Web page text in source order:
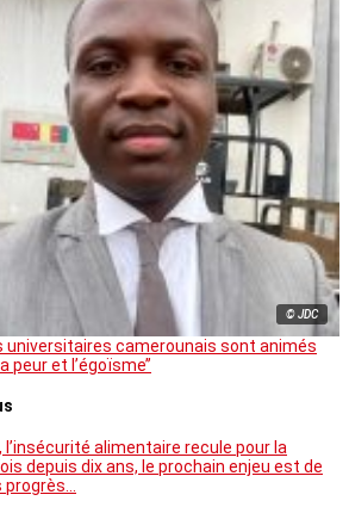
© JDC
universitaires camerounais sont animés
peur et l’égoïsme’’
l’insécurité alimentaire recule pour la
depuis dix ans, le prochain enjeu est de